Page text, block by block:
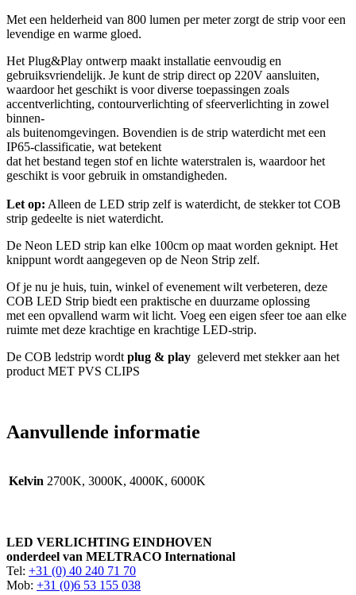
Met een helderheid van 800 lumen per meter zorgt de strip voor een
levendige en warme gloed.
Het Plug&Play ontwerp maakt installatie eenvoudig en
gebruiksvriendelijk. Je kunt de strip direct op 220V aansluiten,
waardoor het geschikt is voor diverse toepassingen zoals
accentverlichting, contourverlichting of sfeerverlichting in zowel
binnen-
als buitenomgevingen. Bovendien is de strip waterdicht met een
IP65-classificatie, wat betekent
dat het bestand tegen stof en lichte waterstralen is, waardoor het
geschikt is voor gebruik in omstandigheden.
Let op: Alleen de LED strip zelf is waterdicht, de stekker tot COB
strip gedeelte is niet waterdicht.
De Neon LED strip kan elke 100cm op maat worden geknipt. Het
knippunt wordt aangegeven op de Neon Strip zelf.
Of je nu je huis, tuin, winkel of evenement wilt verbeteren, deze
COB LED Strip biedt een praktische en duurzame oplossing
met een opvallend warm wit licht. Voeg een eigen sfeer toe aan elke
ruimte met deze krachtige en krachtige LED-strip.
De COB ledstrip wordt plug & play geleverd met stekker aan het
product MET PVS CLIPS
Aanvullende informatie
Kelvin 2700K, 3000K, 4000K, 6000K
LED VERLICHTING EINDHOVEN
onderdeel van MELTRACO International
Tel: +31 (0) 40 240 71 70
Mob: +31 (0)6 53 155 038